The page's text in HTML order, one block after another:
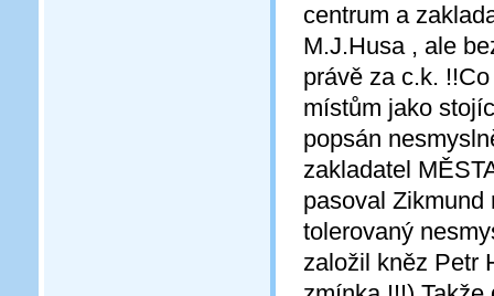
centrum a
M.J.Husa , ale
právě za c.k.
místům jako
popsán
zakladatel
pasoval Zikmund
tolerovaný
založil kněz Petr